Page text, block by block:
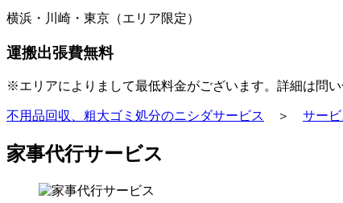
横浜・川崎・東京（エリア限定）
運搬出張費無料
※エリアによりまして最低料金がございます。 詳細は問い
不用品回収、粗大ゴミ処分のニシダサービス ＞ サービ
家事代行サービス